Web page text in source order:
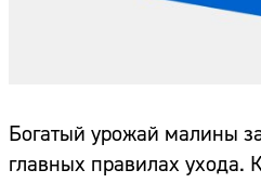
Богатый урожай малины
главных правилах ухода.